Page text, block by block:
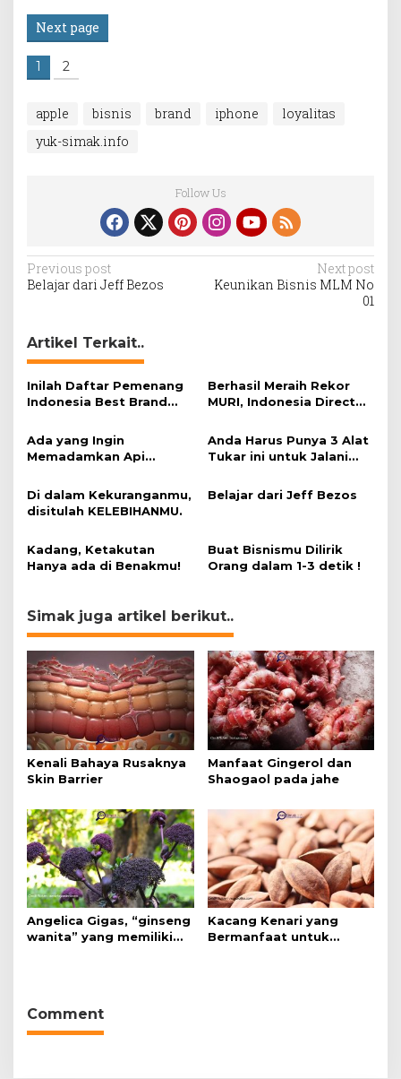
Next page
1 2
apple bisnis brand iphone
loyalitas
yuk-simak.info
Follow Us
Post
Previous post
Belajar dari Jeff Bezos
Next post
Keunikan Bisnis MLM No
01
Artikel Terkait..
Inilah Daftar Pemenang
Indonesia Best Brand
Berhasil Meraih Rekor
MURI, Indonesia Direct
AP2LI berakhir sangat
memuaskan
Ada yang Ingin
Memadamkan Api
Anda Harus Punya 3 Alat
Tukar ini untuk Jalani
Di dalam Kekuranganmu,
disitulah KELEBIHANMU.
Belajar dari Jeff Bezos
Kadang, Ketakutan
Hanya ada di Benakmu!
Buat Bisnismu Dilirik
Orang dalam 1-3 detik !
Simak juga artikel berikut..
Kenali Bahaya Rusaknya
Skin Barrier
Manfaat Gingerol dan
Shaogaol pada jahe
Angelica Gigas, “ginseng
wanita” yang memiliki
Kacang Kenari yang
Bermanfaat untuk
Comment